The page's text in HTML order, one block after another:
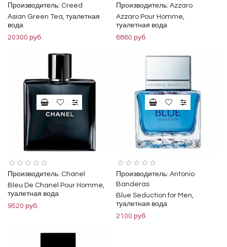
Производитель: Creed
Asian Green Tea, туалетная
вода
20300 руб.
Производитель: Azzaro
Azzaro Pour Homme,
туалетная вода
6860 руб.
Производитель: Chanel
Bleu De Chanel Pour Homme,
туалетная вода
9520 руб.
Производитель: Antonio
Banderas
Blue Seduction for Men,
туалетная вода
2100 руб.